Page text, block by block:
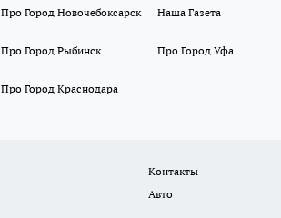
Про Город Новочебоксарск Наша Газета
Про Город Рыбинск Про Город Уфа
Про Город Краснодара
Контакты
Авто